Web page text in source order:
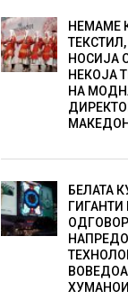
НЕМАМЕ
НОСИЈА
НЕКОЈА
НА
БЕЛАТА